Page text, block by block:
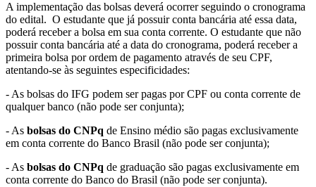
A implementação das bolsas deverá ocorrer seguindo o cronograma
do edital. O estudante que já possuir conta bancária até essa data,
poderá receber a bolsa em sua conta corrente. O estudante que não
possuir conta bancária até a data do cronograma, poderá receber a
primeira bolsa por ordem de pagamento através de seu CPF,
atentando-se às seguintes especificidades:
- As bolsas do IFG podem ser pagas por CPF ou conta corrente de
qualquer banco (não pode ser conjunta);
- As bolsas do CNPq de Ensino médio são pagas exclusivamente
em conta corrente do Banco Brasil (não pode ser conjunta);
- As bolsas do CNPq de graduação são pagas exclusivamente em
conta corrente do Banco do Brasil (não pode ser conjunta).